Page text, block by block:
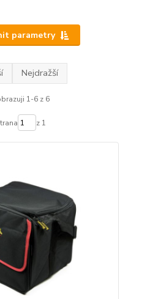
parametry
Nejdražší
1-6 z 6
z 1